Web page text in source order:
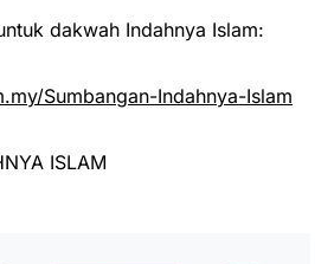
dakwah Indahnya Islam:
Sumbangan-Indahnya-Islam
ISLAM